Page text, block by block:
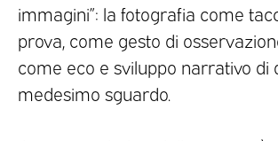
immagini”: la fotografia come
prova, come gesto di
come eco e sviluppo narrativo di
medesimo sguardo.